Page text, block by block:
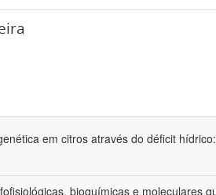
em citros através do déficit
bioquímicas e moleculares